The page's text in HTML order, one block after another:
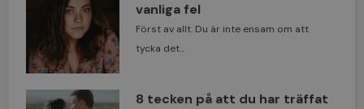
vanliga fel
Först av allt. Du är inte ensam om att
tycka det...
8 tecken på att du har träffat